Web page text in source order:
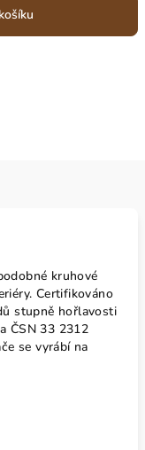
kruhové
Certifikováno
stupně hořlavosti
ČSN 33 2312
se vyrábí na